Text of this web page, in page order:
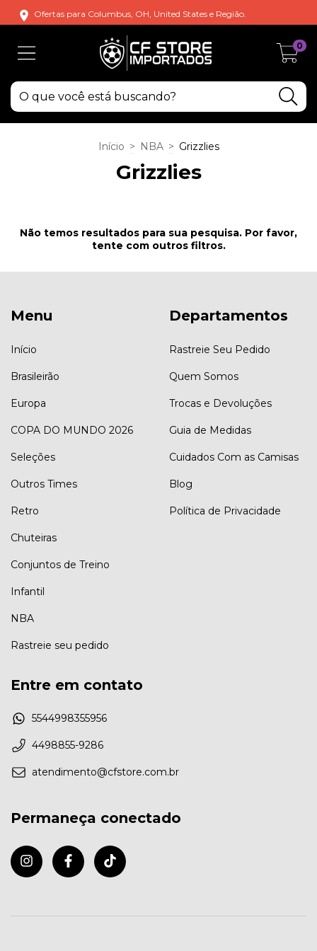
Ofertas para Columbus, OH, United States e Região.
0
Início > NBA > Grizzlies
Grizzlies
Não temos resultados para sua pesquisa. Por favor,
tente com outros filtros.
Menu
Início
Brasileirão
Europa
COPA DO MUNDO 2026
Seleções
Outros Times
Retro
Chuteiras
Conjuntos de Treino
Infantil
NBA
Rastreie seu pedido
Departamentos
Rastreie Seu Pedido
Quem Somos
Trocas e Devoluções
Guia de Medidas
Cuidados Com as Camisas
Blog
Política de Privacidade
Entre em contato
5544998355956
4498855-9286
atendimento@cfstore.com.br
Permaneça conectado